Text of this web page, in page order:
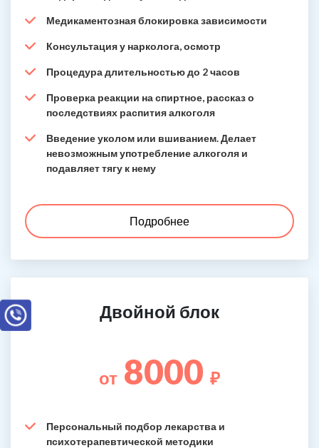
Медикаментозная блокировка зависимости
Консультация у нарколога, осмотр
Процедура длительностью до 2 часов
Проверка реакции на спиртное, рассказ о
последствиях распития алкоголя
Введение уколом или вшиванием. Делает
невозможным употребление алкоголя и
подавляет тягу к нему
Подробнее
Двойной блок
от 8000 ₽
Персональный подбор лекарства и
психотерапевтической методики